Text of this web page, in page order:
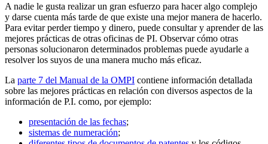
A nadie le gusta realizar un gran esfuerzo para hacer algo complejo
y darse cuenta más tarde de que existe una mejor manera de hacerlo.
Para evitar perder tiempo y dinero, puede consultar y aprender de las
mejores prácticas de otras oficinas de PI. Observar cómo otras
personas solucionaron determinados problemas puede ayudarle a
resolver los suyos de una manera mucho más eficaz.
La parte 7 del Manual de la OMPI contiene información detallada
sobre las mejores prácticas en relación con diversos aspectos de la
información de P.I. como, por ejemplo:
presentación de las fechas;
sistemas de numeración;